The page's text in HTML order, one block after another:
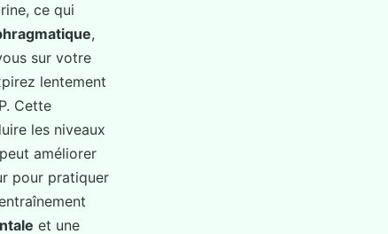
ce qui
,
sur votre
lentement
Cette
les niveaux
peut améliorer
pour pratiquer
et une